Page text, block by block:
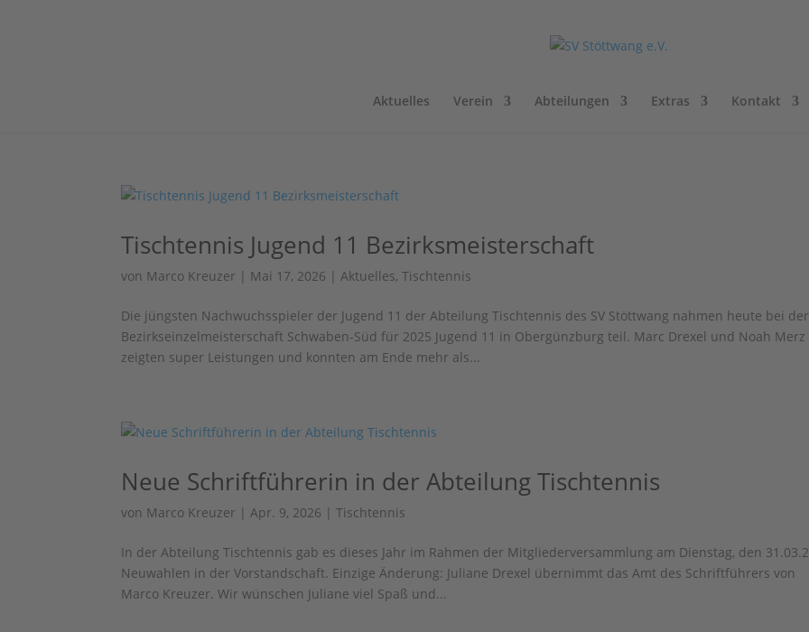
Aktuelles Verein Abteilungen Extras Kontakt
Tischtennis Jugend 11 Bezirksmeisterschaft
von Marco Kreuzer | Mai 17, 2026 |Aktuelles,Tischtennis
Die jüngsten Nachwuchsspieler der Jugend 11 der Abteilung Tischtennis des SV Stöttwang nahmen heute bei der
Bezirkseinzelmeisterschaft Schwaben-Süd für 2025 Jugend 11 in Obergünzburg teil. Marc Drexel und Noah Merz
zeigten super Leistungen und konnten am Ende mehr als...
Neue Schriftführerin in der Abteilung Tischtennis
von Marco Kreuzer |Apr. 9, 2026 |Tischtennis
In der Abteilung Tischtennis gab es dieses Jahr im Rahmen der Mitgliederversammlung am Dienstag, den
Neuwahlen in der Vorstandschaft. Einzige Änderung: Juliane Drexel übernimmt das Amt des Schriftführers von
Marco Kreuzer. Wir wünschen Juliane viel Spaß und...